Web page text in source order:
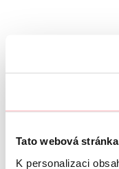
Tato webová
K personalizaci